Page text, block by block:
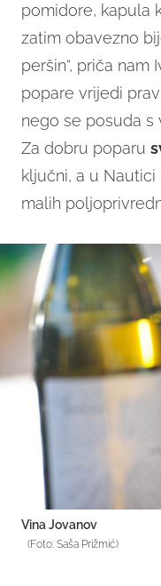
pomidore, kapula
zatim obavezno
peršin“, priča nam
popare vrijedi
nego se posuda s
Za dobru poparu
ključni, a u
malih
Vina Jovanov
(Foto: Saša Prižmić)